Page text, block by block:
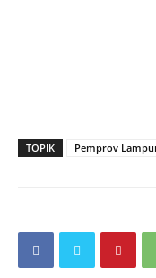
TOPIK Pemprov